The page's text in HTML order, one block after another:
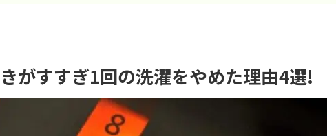
がすすぎ1回の洗濯をやめた理由4選!